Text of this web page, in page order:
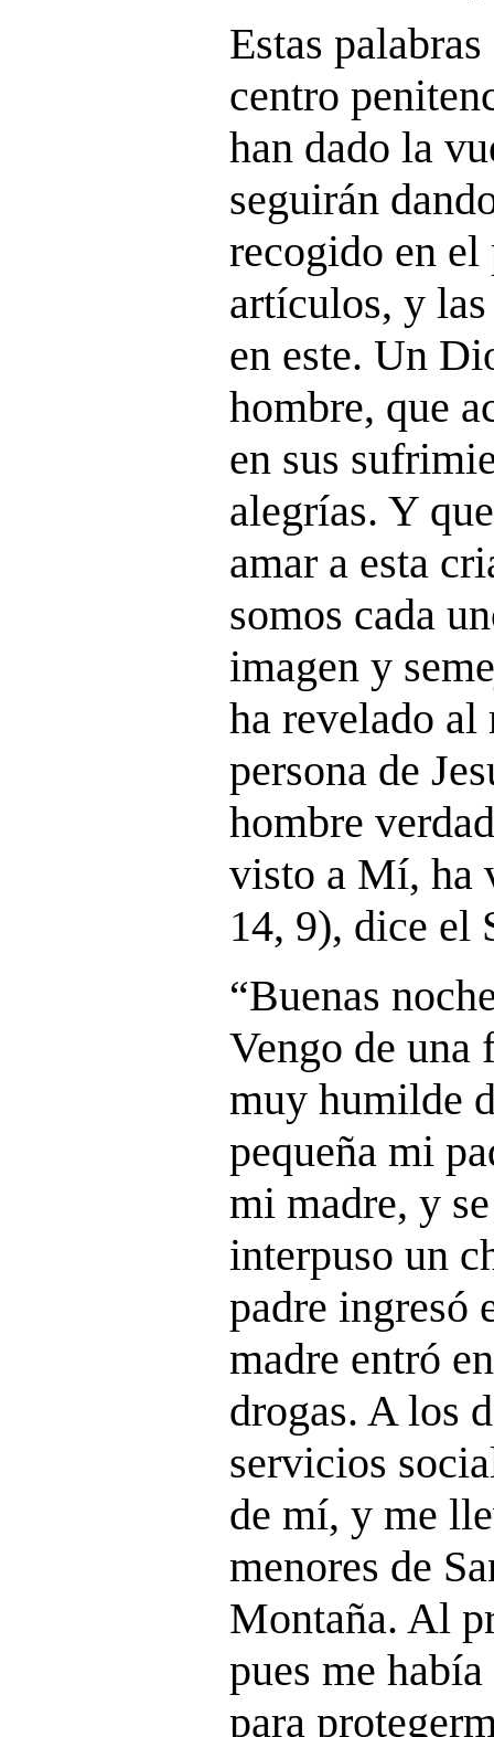
Estas
centro
han dado la
seguirán
recogido en el
artículos, y
en este. Un
hombre, que
en sus
alegrías. Y
amar a esta
somos cada
imagen y
ha revelado al
persona de
hombre
visto a Mí, ha
14, 9), dice el
“Buenas
Vengo de una
muy humilde
pequeña mi
mi madre, y
interpuso un
padre ingresó
madre entró
drogas. A los
servicios
de mí, y me
menores de
Montaña. Al
pues me
para